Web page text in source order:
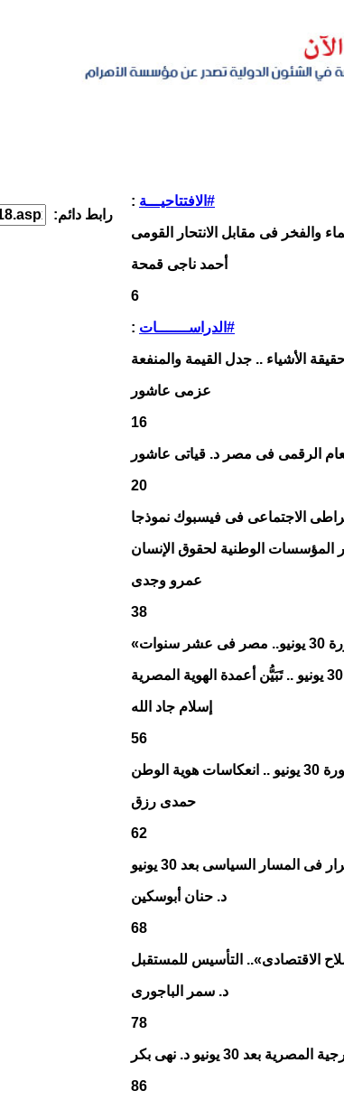
#الافتتاحيـــة :
6
#الدراســـــــات :
الأشياء .. جدل القيمة والمنفعة
عزمى عاشور
16
الرقمى فى مصر د. قياتى عاشور
20
الاجتماعى فى فيسبوك نموذجا
المؤسسات الوطنية لحقوق الإنسان
عمرو وجدى
38
سنوات»
إسلام جاد الله
56
الوطن
حمدى رزق
62
فى المسار السياسى بعد 30 يونيو
د. حنان أبوسكين
68
الاقتصادى».. التأسيس للمستقبل
د. سمر الباجورى
78
بعد 30 يونيو د. نهى بكر
86
رابط دائم: